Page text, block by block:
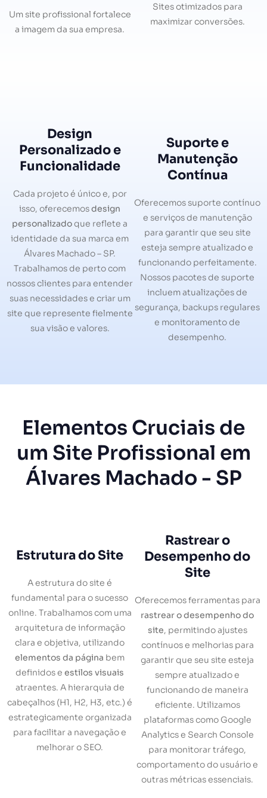
Um site profissional fortalece
a imagem da sua empresa.
Sites otimizados para
maximizar conversões.
Design
Personalizado e
Funcionalidade
Cada projeto é único e, por
isso, oferecemosdesign
personalizadoque reflete a
identidade da sua marca em
Álvares Machado – SP.
Trabalhamos de perto com
nossos clientes para entender
suas necessidades e criar um
site que represente fielmente
sua visão e valores.
Suporte e
Manutenção
Contínua
Oferecemos suporte contínuo
e serviços de manutenção
para garantir que seu site
esteja sempre atualizado e
funcionando perfeitamente.
Nossos pacotes de suporte
incluem atualizações de
segurança, backups regulares
e monitoramento de
desempenho.
Elementos Cruciais de
um Site Profissional em
Álvares Machado - SP
Estrutura do Site
A estrutura do site é
fundamental para o sucesso
online. Trabalhamos com uma
arquitetura de informação
clara e objetiva, utilizando
elementos da página bem
definidos e estilos visuais
atraentes. A hierarquia de
cabeçalhos (H1, H2, H3, etc.) é
estrategicamente organizada
para facilitar a navegação e
melhorar o SEO.
Rastrear o
Desempenho do
Site
Oferecemos ferramentas para
rastrear o desempenho do
site, permitindo ajustes
contínuos e melhorias para
garantir que seu site esteja
sempre atualizado e
funcionando de maneira
eficiente. Utilizamos
plataformas como Google
Analytics e Search Console
para monitorar tráfego,
comportamento do usuário e
outras métricas essenciais.